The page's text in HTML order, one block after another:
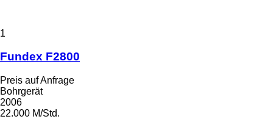
1
Fundex F2800
Preis auf Anfrage
Bohrgerät
2006
22.000 M/Std.